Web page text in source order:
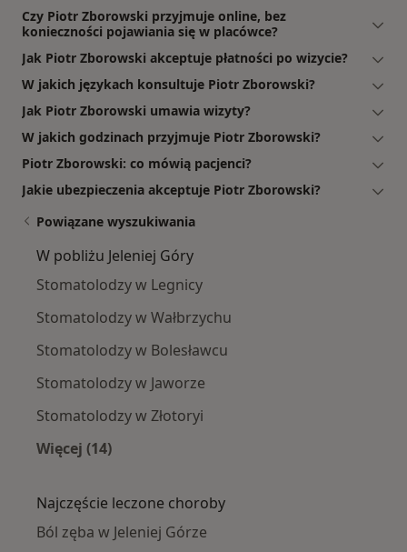
Czy Piotr Zborowski przyjmuje online, bez
konieczności pojawiania się w placówce?
Jak Piotr Zborowski akceptuje płatności po wizycie?
W jakich językach konsultuje Piotr Zborowski?
Jak Piotr Zborowski umawia wizyty?
W jakich godzinach przyjmuje Piotr Zborowski?
Piotr Zborowski: co mówią pacjenci?
Jakie ubezpieczenia akceptuje Piotr Zborowski?
Powiązane wyszukiwania
W pobliżu Jeleniej Góry
Stomatolodzy w Legnicy
Stomatolodzy w Wałbrzychu
Stomatolodzy w Bolesławcu
Stomatolodzy w Jaworze
Stomatolodzy w Złotoryi
Więcej (14)
Najczęście leczone choroby
Ból zęba w Jeleniej Górze